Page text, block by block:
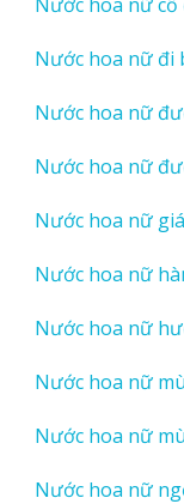
Nước hoa nữ đi
Nước hoa nữ
Nước hoa nữ
Nước hoa nữ
Nước hoa nữ
Nước hoa nữ
Nước hoa nữ
Nước hoa nữ
Nước hoa nữ